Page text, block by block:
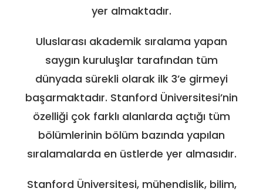
yer almaktadır.
Uluslarası akademik sıralama yapan
saygın kuruluşlar tarafından tüm
dünyada sürekli olarak ilk 3’e girmeyi
başarmaktadır. Stanford Üniversitesi’nin
özelliği çok farklı alanlarda açtığı tüm
bölümlerinin bölüm bazında yapılan
sıralamalarda en üstlerde yer almasıdır.
Stanford Üniversitesi, mühendislik, bilim,